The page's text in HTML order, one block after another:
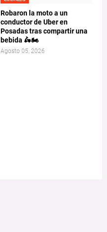
Robaron la moto a un
conductor de Uber en
Posadas tras compartir una
bebida 🛵🏍️
Agosto 05, 2026